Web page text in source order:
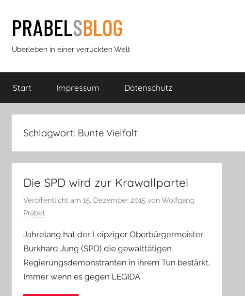
Inhalt
springen
Prabels
Blog
Überleben in einer verrückten Welt
Start Impressum Datenschutz
Schlagwort: Bunte Vielfalt
Die SPD wird zur Krawallpartei
Veröffentlicht am 15. Dezember 2015 von Wolfgang
Prabel
Jahrelang hat der Leipziger Oberbürgermeister
Burkhard Jung (SPD) die gewalttätigen
Regierungsdemonstranten in ihrem Tun bestärkt.
Immer wenn es gegen LEGIDA